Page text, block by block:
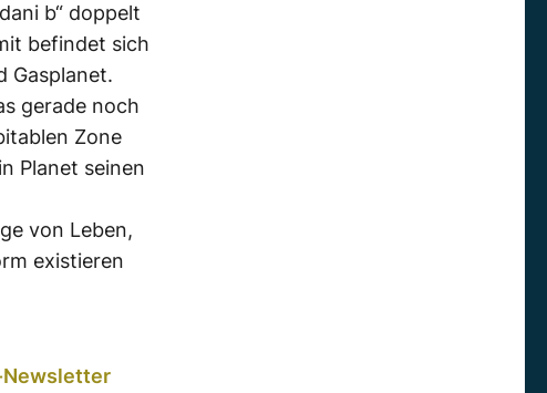
b“ doppelt
befindet sich
Gasplanet.
gerade noch
Zone
Planet seinen
von Leben,
existieren